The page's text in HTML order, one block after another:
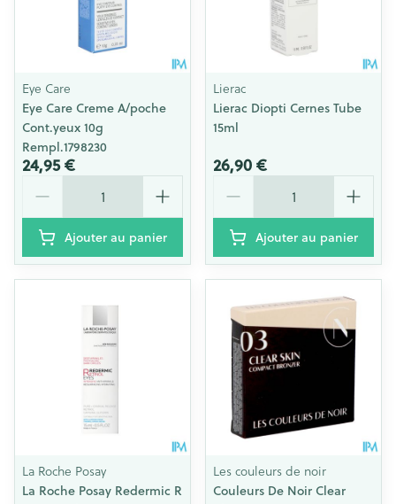
Eye Care
Eye Care Creme A/poche
Cont.yeux 10g
Rempl.1798230
24,95 €
Ajouter au panier
Lierac
Lierac Diopti Cernes Tube
15ml
26,90 €
Ajouter au panier
La Roche Posay
La Roche Posay Redermic R
Les couleurs de noir
Couleurs De Noir Clear